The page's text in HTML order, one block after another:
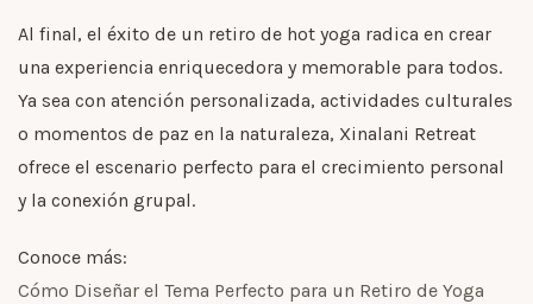
Al final, el éxito de un retiro de hot yoga radica en crear
una experiencia enriquecedora y memorable para todos.
Ya sea con atención personalizada, actividades culturales
o momentos de paz en la naturaleza, Xinalani Retreat
ofrece el escenario perfecto para el crecimiento personal
y la conexión grupal.
Conoce más:
Cómo Diseñar el Tema Perfecto para un Retiro de Yoga